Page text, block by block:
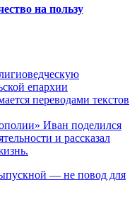
на пользу
епархии
переводами текстов
Иван поделился
и рассказал